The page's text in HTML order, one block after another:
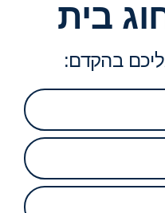
בית
בהקדם: